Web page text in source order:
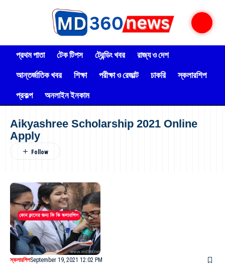
প্রথম পাতা টেক টিপস ট্রেন্ডিং খবর
রাজ্য ও দেশ
আন্তর্জাতিক খবর
শিক্ষা পরীক্ষা ও রেজাল্ট চাকরি
স্কলারশিপ
প্রকল্প
অনলাইন ইনকাম
Aikyashree Scholarship 2021 Online
Apply
স্কলারশিপSeptember 19, 2021 12:02 PM